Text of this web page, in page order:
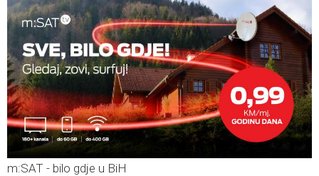
m:SAT - bilo gdje u BiH